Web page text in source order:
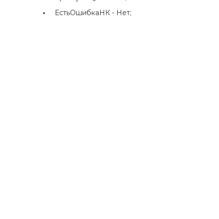
ЕстьОшибкаНК - Нет;